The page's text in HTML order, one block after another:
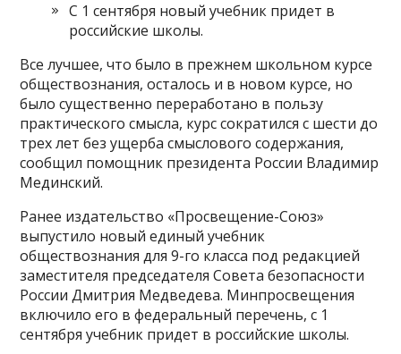
С 1 сентября новый учебник придет в
российские школы.
Все лучшее, что было в прежнем школьном курсе
обществознания, осталось и в новом курсе, но
было существенно переработано в пользу
практического смысла, курс сократился с шести до
трех лет без ущерба смыслового содержания,
сообщил помощник президента России Владимир
Мединский.
Ранее издательство «Просвещение-Союз»
выпустило новый единый учебник
обществознания для 9-го класса под редакцией
заместителя председателя Совета безопасности
России Дмитрия Медведева. Минпросвещения
включило его в федеральный перечень, с 1
сентября учебник придет в российские школы.